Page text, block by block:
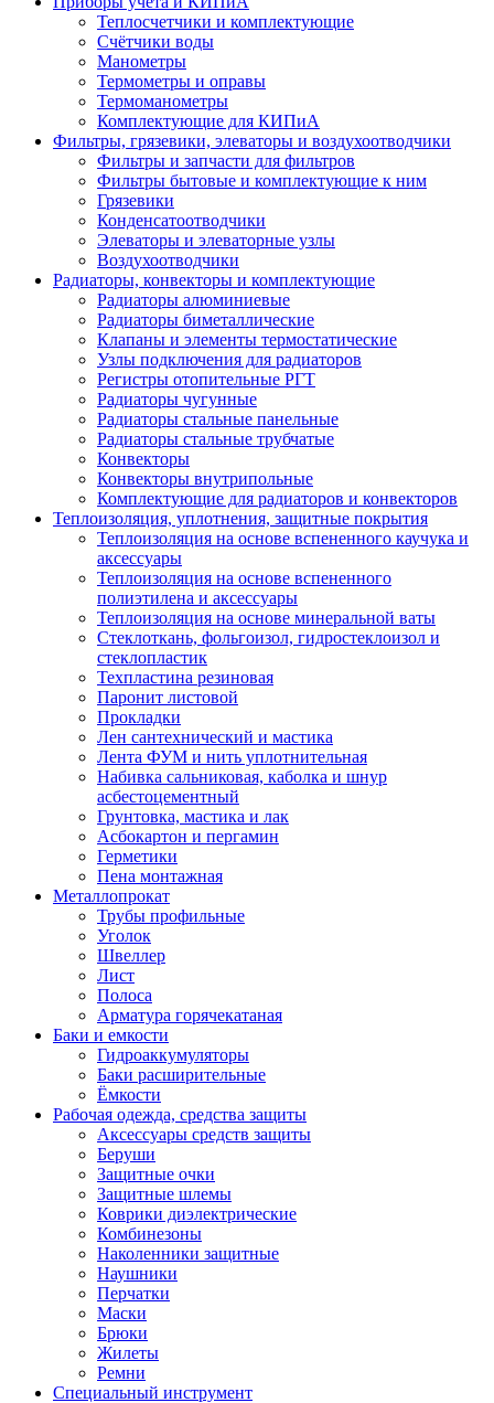
Теплосчетчики и комплектующие
Счётчики воды
Манометры
Термометры и оправы
Термоманометры
Комплектующие для КИПиА
Фильтры, грязевики, элеваторы и воздухоотводчики
Фильтры и запчасти для фильтров
Фильтры бытовые и комплектующие к ним
Грязевики
Конденсатоотводчики
Элеваторы и элеваторные узлы
Воздухоотводчики
Радиаторы, конвекторы и комплектующие
Радиаторы алюминиевые
Радиаторы биметаллические
Клапаны и элементы термостатические
Узлы подключения для радиаторов
Регистры отопительные РГТ
Радиаторы чугунные
Радиаторы стальные панельные
Радиаторы стальные трубчатые
Конвекторы
Конвекторы внутрипольные
Комплектующие для радиаторов и конвекторов
Теплоизоляция, уплотнения, защитные покрытия
Теплоизоляция на основе вспененного каучука и
аксессуары
Теплоизоляция на основе вспененного
полиэтилена и аксессуары
Теплоизоляция на основе минеральной ваты
Стеклоткань, фольгоизол, гидростеклоизол и
стеклопластик
Техпластина резиновая
Паронит листовой
Прокладки
Лен сантехнический и мастика
Лента ФУМ и нить уплотнительная
Набивка сальниковая, каболка и шнур
асбестоцементный
Грунтовка, мастика и лак
Асбокартон и пергамин
Герметики
Пена монтажная
Металлопрокат
Трубы профильные
Уголок
Швеллер
Лист
Полоса
Арматура горячекатаная
Баки и емкости
Гидроаккумуляторы
Баки расширительные
Ёмкости
Рабочая одежда, средства защиты
Аксессуары средств защиты
Беруши
Защитные очки
Защитные шлемы
Коврики диэлектрические
Комбинезоны
Наколенники защитные
Наушники
Перчатки
Маски
Брюки
Жилеты
Ремни
Специальный инструмент